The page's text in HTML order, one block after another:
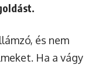
és nem
Ha a vágy